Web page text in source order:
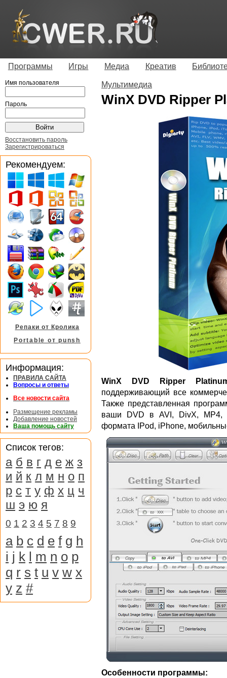
Программы Игры Медиа Креатив
Мультимедиа
WinX DVD Ripper
WinX DVD Ripper
поддерживающий все
Также представленная
ваши DVD в AVI, DivX, MP4,
формата IPod, iPhone,
Особенности программы:
Имя пользователя
Пароль
Восстановить пароль
Зарегистрироваться
Рекомендуем:
Репаки от Кролика
Portable от punsh
Информация:
ПРАВИЛА САЙТА
Вопросы и ответы
Все новости сайта
Размещение рекламы
Добавление новостей
Ваша помощь сайту
Список тегов:
а б в г д е ж з
и й к л м н о п
р с т у ф х ц ч
ш э ю я
0 1 2 3 4 5 7 8 9
a b c d e f g h
i j k l m n o p
q r s t u v w x
y z #